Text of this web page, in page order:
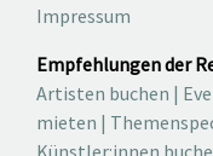
Impressum
Empfehlungen der
Artisten buchen |
mieten |
Künstler:innen